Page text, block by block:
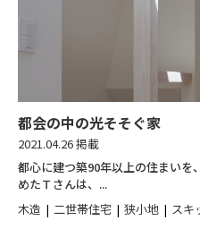
都会の中の光そそぐ家
2021.04.26 掲載
都心に建つ築90年以上の住まいを
めたＴさんは、...
木造
二世帯住宅 狭小地 スキ